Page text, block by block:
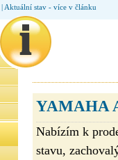
| Aktuální stav - více v článku
YAMAHA
Nabízím k
stavu,